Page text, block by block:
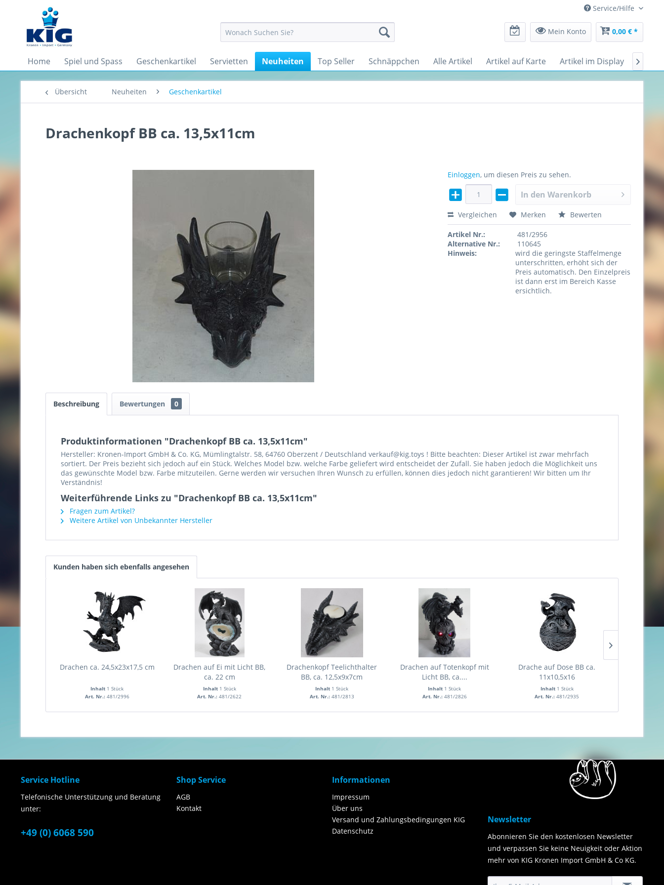
Service/Hilfe
Mein Konto 0,00 € *
Home Spiel und Spass Geschenkartikel Servietten Neuheiten Top Seller Schnäppchen Alle Artikel Artikel auf Karte Artikel im Display 
Übersicht Neuheiten Geschenkartikel
Drachenkopf BB ca. 13,5x11cm
Einloggen, um diesen Preis zu sehen.
In den Warenkorb
Vergleichen Merken Bewerten
Artikel Nr.:
481/2956
Alternative Nr.:
110645
Hinweis:
wird die geringste Staffelmenge
unterschritten, erhöht sich der
Preis automatisch. Den Einzelpreis
ist dann erst im Bereich Kasse
ersichtlich.
Beschreibung Bewertungen 0
Produktinformationen "Drachenkopf BB ca. 13,5x11cm"
Hersteller: Kronen-Import GmbH & Co. KG, Mümlingtalstr. 58, 64760 Oberzent / Deutschland verkauf@kig.toys ! Bitte beachten: Dieser Artikel ist zwar mehrfach
sortiert. Der Preis bezieht sich jedoch auf ein Stück. Welches Model bzw. welche Farbe geliefert wird entscheidet der Zufall. Sie haben jedoch die Möglichkeit uns
das gewünschte Model bzw. Farbe mitzuteilen. Gerne werden wir versuchen Ihren Wunsch zu erfüllen, können dies jedoch nicht garantieren! Wir bitten um Ihr
Verständnis!
Weiterführende Links zu "Drachenkopf BB ca. 13,5x11cm"
Fragen zum Artikel?
Weitere Artikel von Unbekannter Hersteller
Kunden haben sich ebenfalls angesehen
Drachen ca. 24,5x23x17,5 cm
Inhalt 1 Stück
Art. Nr.: 481/2996
Drachen auf Ei mit Licht BB,
ca. 22 cm
Inhalt 1 Stück
Art. Nr.:481/2622
Drachenkopf Teelichthalter
BB, ca. 12,5x9x7cm
Inhalt 1 Stück
Art. Nr.: 481/2813
Drachen auf Totenkopf mit
Licht BB, ca....
Inhalt 1 Stück
Art. Nr.: 481/2826
Drache auf Dose BB ca.
11x10,5x16
Inhalt 1 Stück
Art. Nr.:481/2935
Service Hotline
Telefonische Unterstützung und Beratung
unter:
+49 (0) 6068 590
Shop Service
AGB
Kontakt
Informationen
Impressum
Über uns
Versand und Zahlungsbedingungen KIG
Datenschutz
Newsletter
Abonnieren Sie den kostenlosen Newsletter
und verpassen Sie keine Neuigkeit oder Aktion
mehr von KIG Kronen Import GmbH & Co KG.